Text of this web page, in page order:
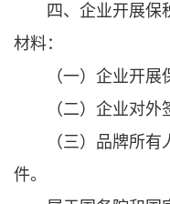
四、企业开展保
材料：
（一）企业开展
（二）企业对外
（三）品牌所
件。